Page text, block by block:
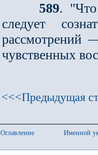
589. "Что
следует
рассмотрений
чувственных
<<<Предыдущая
Оглавление
Именной